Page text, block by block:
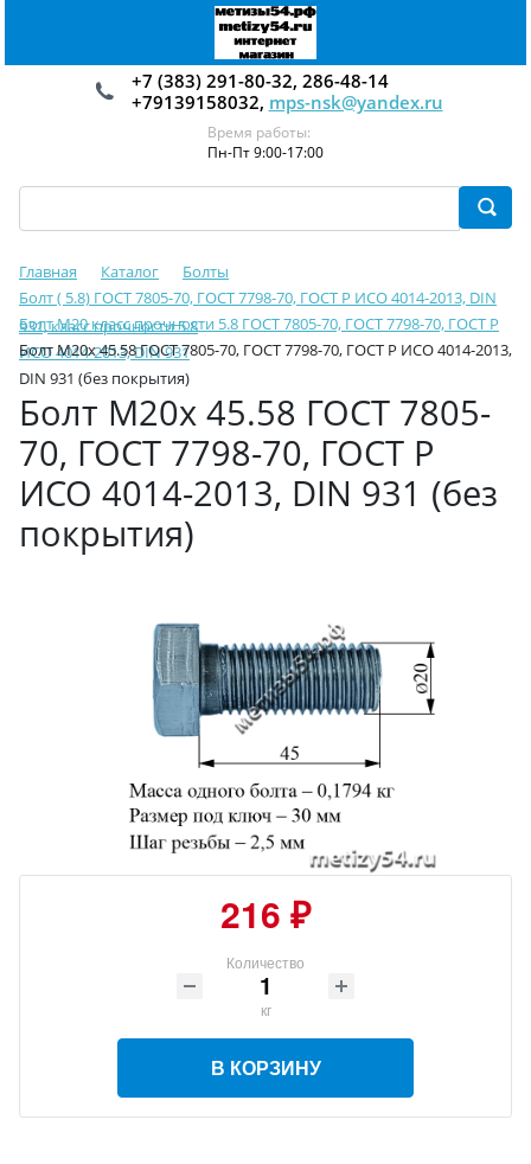
+7 (383) 291-80-32, 286-48-14
+79139158032, mps-nsk@yandex.ru
Время работы:
Пн-Пт 9:00-17:00
Главная Каталог
Болты
Болт ( 5.8) ГОСТ 7805-70, ГОСТ 7798-70, ГОСТ Р ИСО 4014-2013, DIN
931, класс прочности 5.8
Болт М20 класс прочности 5.8 ГОСТ 7805-70, ГОСТ 7798-70, ГОСТ Р
ИСО 4014-2013, DIN 931
Болт М20х 45.58 ГОСТ 7805-70, ГОСТ 7798-70, ГОСТ Р ИСО 4014-2013,
DIN 931 (без покрытия)
Болт М20х 45.58 ГОСТ 7805-
70, ГОСТ 7798-70, ГОСТ Р
ИСО 4014-2013, DIN 931 (без
покрытия)
216 ₽
Количество
кг
В КОРЗИНУ